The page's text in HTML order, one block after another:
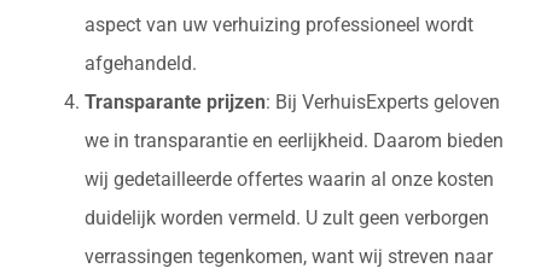
aspect van uw verhuizing professioneel wordt
afgehandeld.
Transparante prijzen: Bij VerhuisExperts geloven
we in transparantie en eerlijkheid. Daarom bieden
wij gedetailleerde offertes waarin al onze kosten
duidelijk worden vermeld. U zult geen verborgen
verrassingen tegenkomen, want wij streven naar